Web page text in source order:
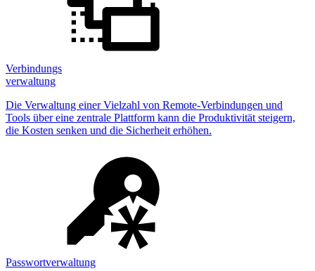
Verbindungs
verwaltung
Die Verwaltung einer Vielzahl von Remote-Verbindungen und
Tools über eine zentrale Plattform kann die Produktivität steigern,
die Kosten senken und die Sicherheit erhöhen.
Passwortverwaltung